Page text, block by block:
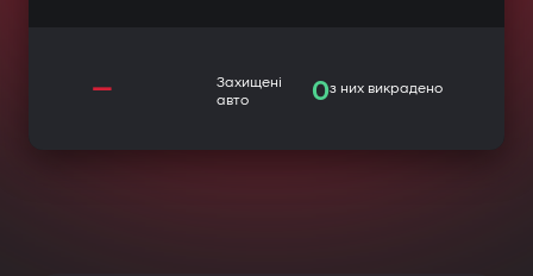
—
Захищені
авто
0з них викрадено